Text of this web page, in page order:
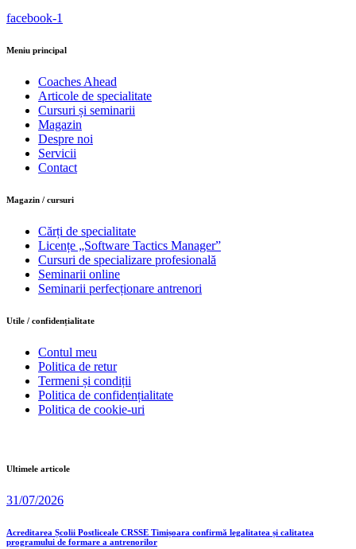
facebook-1
Meniu principal
Coaches Ahead
Articole de specialitate
Cursuri și seminarii
Magazin
Despre noi
Servicii
Contact
Magazin / cursuri
Cărți de specialitate
Licențe „Software Tactics Manager”
Cursuri de specializare profesională
Seminarii online
Seminarii perfecționare antrenori
Utile / confidențialitate
Contul meu
Politica de retur
Termeni și condiții
Politica de confidențialitate
Politica de cookie-uri
Ultimele articole
31/07/2026
Acreditarea Școlii Postliceale CRSSE Timișoara confirmă legalitatea și calitatea
programului de formare a antrenorilor